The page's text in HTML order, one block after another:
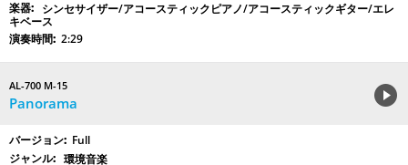
シンセサイザー/アコースティックピアノ/アコースティックギター/エレ
キベース
2:29
AL-700 M-15
Panorama
Full
環境音楽